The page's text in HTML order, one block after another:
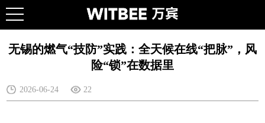
无锡的燃气“技防”实践：全天候在线“把脉”，风
险“锁”在数据里
2026-06-24 22